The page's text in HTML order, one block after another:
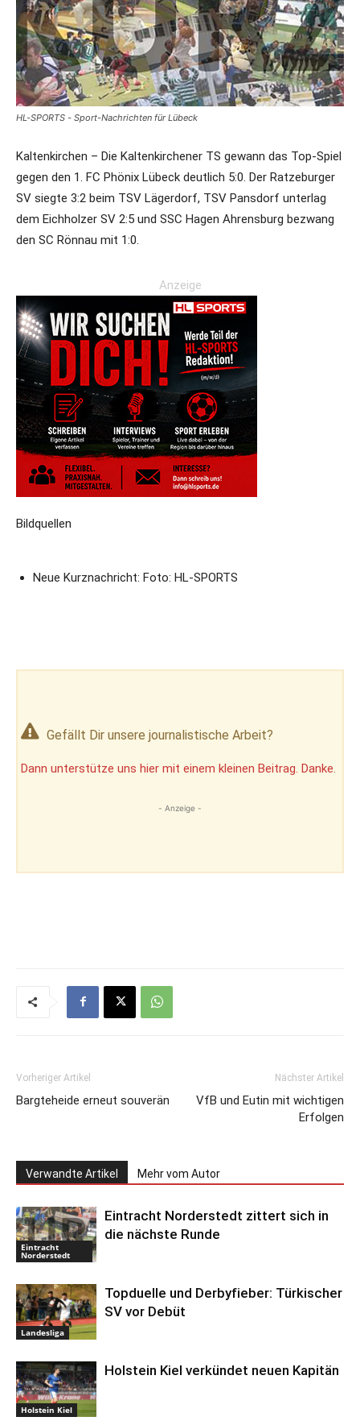
HL-SPORTS - Sport-Nachrichten für Lübeck
Kaltenkirchen – Die Kaltenkirchener TS gewann das Top-Spiel
gegen den 1. FC Phönix Lübeck deutlich 5:0. Der Ratzeburger
SV siegte 3:2 beim TSV Lägerdorf, TSV Pansdorf unterlag
dem Eichholzer SV 2:5 und SSC Hagen Ahrensburg bezwang
den SC Rönnau mit 1:0.
Anzeige
Bildquellen
Neue Kurznachricht: Foto: HL-SPORTS
Gefällt Dir unsere journalistische Arbeit?
Dann unterstütze uns hier mit einem kleinen Beitrag. Danke.
- Anzeige -
Vorheriger Artikel
Bargteheide erneut souverän
Nächster Artikel
VfB und Eutin mit wichtigen
Erfolgen
Verwandte Artikel Mehr vom Autor
Eintracht
Norderstedt
Eintracht Norderstedt zittert sich in
die nächste Runde
Landesliga
Topduelle und Derbyfieber: Türkischer
SV vor Debüt
Holstein Kiel
Holstein Kiel verkündet neuen Kapitän